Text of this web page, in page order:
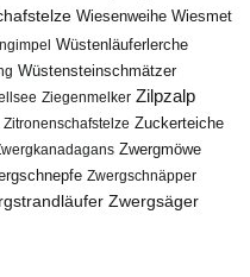
Wiesenweihe Wiesmet
Wüstenläuferlerche
Wüstensteinschmätzer
Ziegenmelker Zilpzalp
Zitronenschafstelze Zuckerteiche
Zwergmöwe
Zwergschnäpper
Zwergsäger